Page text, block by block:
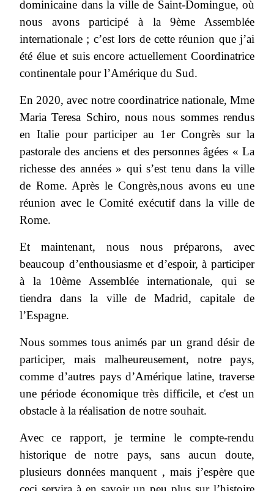
dominicaine dans la ville de Saint-Domingue, où
nous avons participé à la 9ème Assemblée
internationale ; c’est lors de cette réunion que j’ai
été élue et suis encore actuellement Coordinatrice
continentale pour l’Amérique du Sud.
En 2020, avec notre coordinatrice nationale, Mme
Maria Teresa Schiro, nous nous sommes rendus
en Italie pour participer au 1er Congrès sur la
pastorale des anciens et des personnes âgées « La
richesse des années » qui s’est tenu dans la ville
de Rome. Après le Congrès,nous avons eu une
réunion avec le Comité exécutif dans la ville de
Rome.
Et maintenant, nous nous préparons, avec
beaucoup d’enthousiasme et d’espoir, à participer
à la 10ème Assemblée internationale, qui se
tiendra dans la ville de Madrid, capitale de
l’Espagne.
Nous sommes tous animés par un grand désir de
participer, mais malheureusement, notre pays,
comme d’autres pays d’Amérique latine, traverse
une période économique très difficile, et c'est un
obstacle à la réalisation de notre souhait.
Avec ce rapport, je termine le compte-rendu
historique de notre pays, sans aucun doute,
plusieurs données manquent , mais j’espère que